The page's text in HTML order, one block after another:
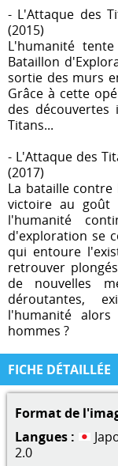
- L'Attaque des
(2015)
L'humanité
Bataillon
sortie des murs
Grâce à cette
des
Titans...
- L'Attaque des
(2017)
La bataille
victoire au goût
l'humanité
d'exploration se
qui entoure
retrouver
de nouvelles
déroutantes,
l'humanité
hommes ?
FICHE DÉTAILLÉE
Format de
Langues :
2.0